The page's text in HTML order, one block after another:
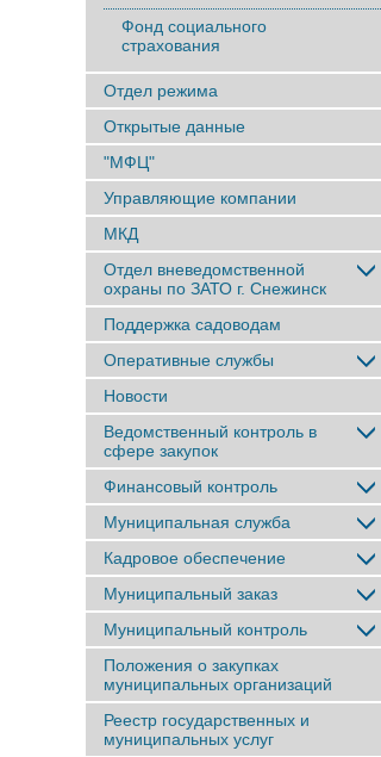
Фонд социального
страхования
Отдел режима
Открытые данные
"МФЦ"
Управляющие компании
МКД
Отдел вневедомственной
охраны по ЗАТО г. Снежинск
Поддержка садоводам
Оперативные службы
Новости
Ведомственный контроль в
сфере закупок
Финансовый контроль
Муниципальная служба
Кадровое обеспечение
Муниципальный заказ
Муниципальный контроль
Положения о закупках
муниципальных организаций
Реестр государственных и
муниципальных услуг